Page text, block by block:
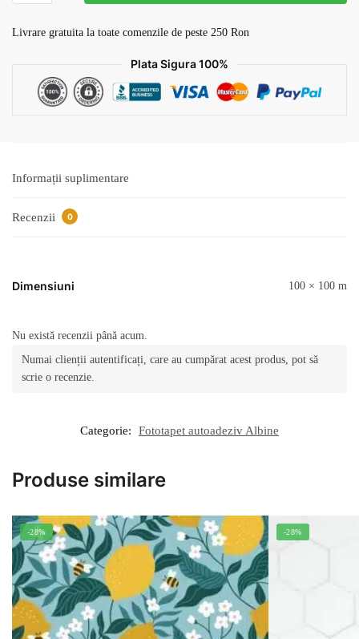
v16
Livrare gratuita la toate comenzile de peste 250 Ron
Plata Sigura 100%
Informații suplimentare
Recenzii 0
Dimensiuni 100 × 100 m
Nu există recenzii până acum.
Numai clienții autentificați, care au cumpărat acest produs, pot să
scrie o recenzie.
Categorie: Fototapet autoadeziv Albine
Produse similare
-28% -28%